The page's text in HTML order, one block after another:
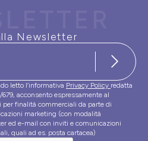
Newsletter
letto l’informativa Privacy Policy redatta
acconsento espressamente al
finalità commerciali da parte di
marketing (con modalità
ed e-mail con inviti e comunicazioni
quali ad es. posta cartacea)